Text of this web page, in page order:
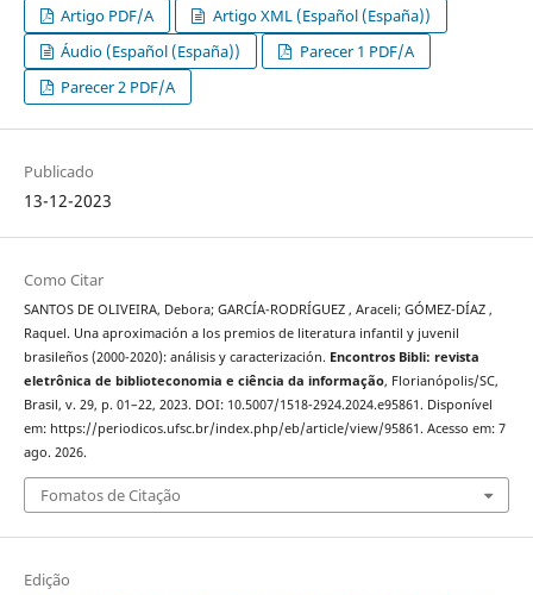
Artigo PDF/A
Artigo XML (Español (España))
Áudio (Español (España))
Parecer 1 PDF/A
Parecer 2 PDF/A
Publicado
13-12-2023
Como Citar
SANTOS DE OLIVEIRA, Debora; GARCÍA-RODRÍGUEZ , Araceli; GÓMEZ-DÍAZ ,
Raquel. Una aproximación a los premios de literatura infantil y juvenil
brasileños (2000-2020): análisis y caracterización. Encontros Bibli: revista
eletrônica de biblioteconomia e ciência da informação, Florianópolis/SC,
Brasil, v. 29, p. 01–22, 2023. DOI: 10.5007/1518-2924.2024.e95861. Disponível
em: https://periodicos.ufsc.br/index.php/eb/article/view/95861. Acesso em: 7
ago. 2026.
Fomatos de Citação
Edição